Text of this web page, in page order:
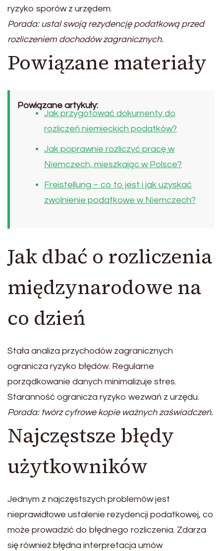
ryzyko sporów z urzędem.
Porada: ustal swoją rezydencję podatkową przed
rozliczeniem dochodów zagranicznych.
Powiązane materiały
Powiązane artykuły:
Jak przygotować dokumenty do
rozliczeń niemieckich podatków?
Jak poprawnie rozliczyć pracę w
Niemczech, mieszkając w Polsce?
Freistellung – co to jest i jak uzyskać
zwolnienie podatkowe w Niemczech?
Jak dbać o rozliczenia
międzynarodowe na
co dzień
Stała analiza przychodów zagranicznych
ogranicza ryzyko błędów. Regularne
porządkowanie danych minimalizuje stres.
Staranność ogranicza ryzyko wezwań z urzędu.
Porada: twórz cyfrowe kopie ważnych zaświadczeń.
Najczęstsze błędy
użytkowników
Jednym z najczęstszych problemów jest
nieprawidłowe ustalenie rezydencji podatkowej, co
może prowadzić do błędnego rozliczenia. Zdarza
się również błędna interpretacja umów